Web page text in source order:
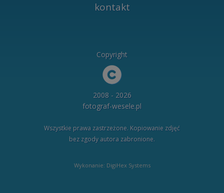
kontakt
Copyright
2008 - 2026
fotograf-wesele.pl
Wszystkie prawa zastrzeżone. Kopiowanie zdjęć
bez zgody autora zabronione.
Wykonanie: DigiHex Systems